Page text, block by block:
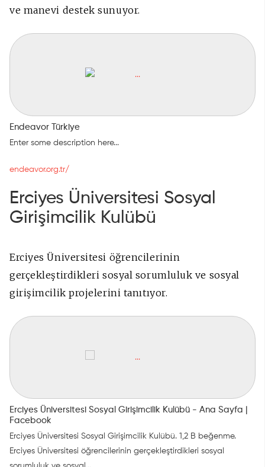
ve manevi destek sunuyor.
Endeavor Türkiye
Enter some description here...
endeavor.org.tr/
Erciyes Üniversitesi Sosyal
Girişimcilik Kulübü
Erciyes Üniversitesi öğrencilerinin
gerçekleştirdikleri sosyal sorumluluk ve sosyal
girişimcilik projelerini tanıtıyor.
Erciyes Üniversitesi Sosyal Girişimcilik Kulübü - Ana Sayfa |
Facebook
Erciyes Üniversitesi Sosyal Girişimcilik Kulübü. 1,2 B beğenme.
Erciyes Üniversitesi öğrencilerinin gerçekleştirdikleri sosyal